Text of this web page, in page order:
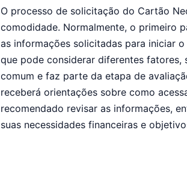
O processo de solicitação do Cartão
comodidade. Normalmente, o primeiro
as informações solicitadas para iniciar
que pode considerar diferentes
comum e faz parte da etapa de
receberá orientações sobre como
recomendado revisar as informações,
suas necessidades financeiras e